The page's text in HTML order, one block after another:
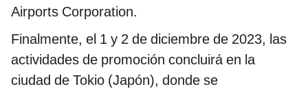
Airports Corporation.
Finalmente, el 1 y 2 de diciembre de 2023, las
actividades de promoción concluirá en la
ciudad de Tokio (Japón), donde se